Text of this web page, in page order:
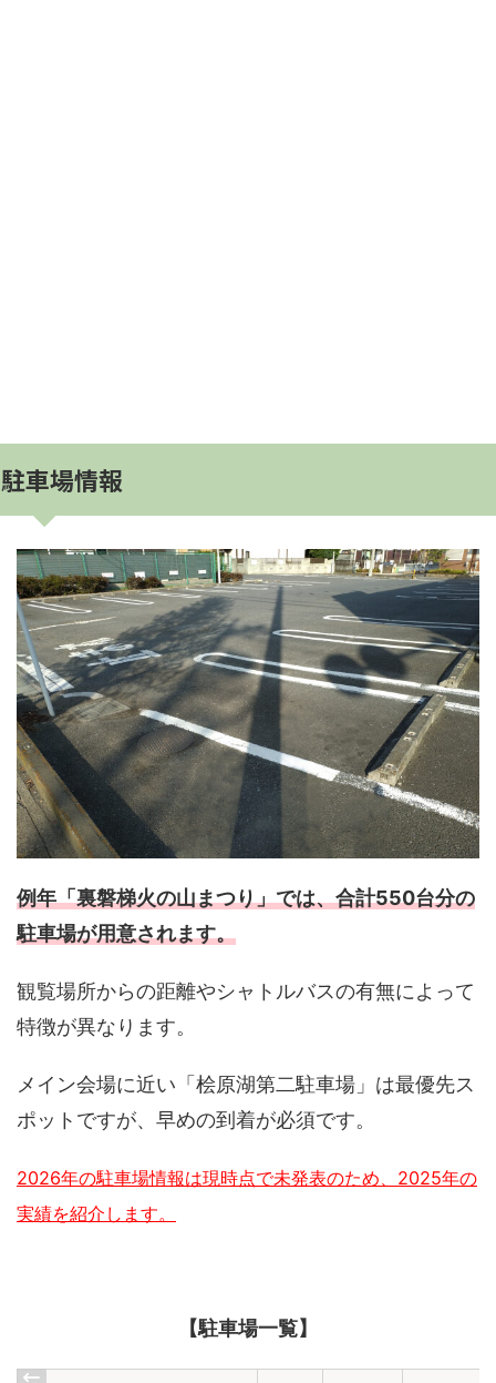
駐車場情報
例年「裏磐梯火の山まつり」では、合計550台分の
駐車場が用意されます。
観覧場所からの距離やシャトルバスの有無によって
特徴が異なります。
メイン会場に近い「桧原湖第二駐車場」は最優先ス
ポットですが、早めの到着が必須です。
2026年の駐車場情報は現時点で未発表のため、2025年の
実績を紹介します。
【駐車場一覧】